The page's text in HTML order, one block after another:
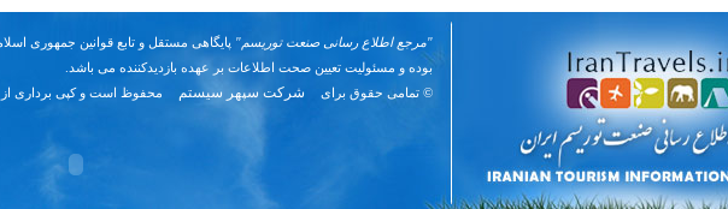
"مرجع اطلاع رسانی صنعت توریسم" پایگاهی مستقل و تابع قوانین جمهوری
بوده و مسئوليت تعیین صحت اطلاعات بر عهده بازدیدکننده می باشد.
© تمامی حقوق برای
شرکت سپهر سیستم محفوظ است و کپی برداری